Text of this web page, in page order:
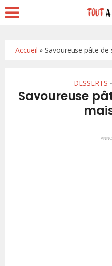
Accueil »Savoureuse pâte
DESSERTS •
Savoureuse